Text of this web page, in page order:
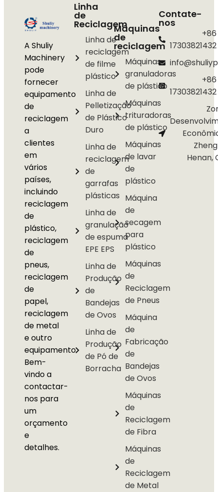
A Shuliy
Machinery
pode
fornecer
equipamento
de
reciclagem
a
clientes
em
vários
países,
incluindo
reciclagem
de
plástico,
reciclagem
de
pneus,
reciclagem
de
papel,
reciclagem
de metal
e outro
equipamento.
Bem-
vindo a
contactar-
nos para
um
orçamento
e
detalhes.
Linha
de
Reciclagem
Linha de
reciclagem
de filme
plástico
Linha de
Pelletização
de Plástico
Duro
Linha de
reciclagem
de
garrafas
plásticas
Linha de
granulação
de espuma
EPE EPS
Linha de
Produção
de
Bandejas
de Ovos
Linha de
Produção
de Pó de
Borracha
Máquinas
de
reciclagem
Máquinas
granuladoras
de plástico
Máquinas
trituradoras
de plástico
Máquinas
de lavar
de
plástico
Máquina
de
secagem
para
plástico
Máquinas
de
Reciclagem
de Pneus
Máquina
de
Fabricação
de
Bandejas
de Ovos
Máquinas
de
Reciclagem
de Fibra
Máquinas
de
Reciclagem
de Metal
Contate-
nos
+86
17303821432
+86
17303821432
Henan,